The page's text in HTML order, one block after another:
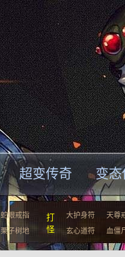
超变传奇 变
蛇眼戒指
栗子树地
打
怪
大护身符
天尊
玄心道符
血僵